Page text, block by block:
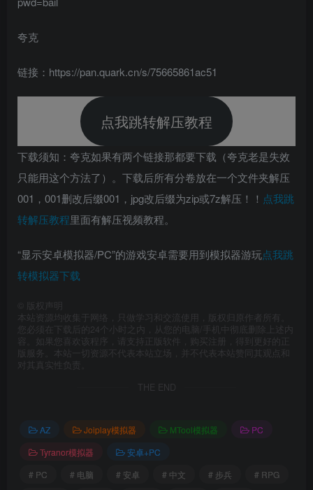
夸克
链接：https://pan.quark.cn/s/75665861ac51
点我跳转解压教程
下载须知：夸克如果有两个链接那都要下载（夸克老是失效
只能用这个方法了）。下载后所有分卷放在一个文件夹解压
001，001删改后缀001，jpg改后缀为zip或7z解压！！ 点我跳
转解压教程里面有解压视频教程。
“显示安卓模拟器/PC”的游戏安卓需要用到模拟器游玩点我跳
转模拟器下载
版权声明
本站资源均收集于网络，只做学习和交流使用，版权归原作者所有。
您必须在下载后的24个小时之内，从您的电脑/手机中彻底删除上述内
容。如果您喜欢该程序，请支持正版软件，购买注册，得到更好的正
版服务。本站一切资源不代表本站立场，并不代表本站赞同其观点和
对其真实性负责。
THE END
AZ Joiplay模拟器 MTool模拟器
PC
Tyranor模拟器
安卓+PC
# PC
# 电脑 # 安卓 # 中文 # 步兵
# RPG